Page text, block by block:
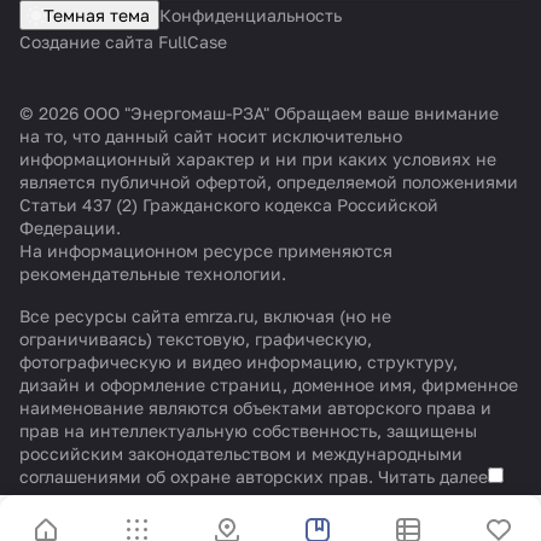
Темная тема Конфиденциальность
Создание сайта FullCase
© 2026 ООО "Энергомаш-РЗА" Обращаем ваше внимание
на то, что данный сайт носит исключительно
информационный характер и ни при каких условиях не
является публичной офертой, определяемой положениями
Статьи 437 (2) Гражданского кодекса Российской
Федерации.
На информационном ресурсе применяются
рекомендательные технологии.
Все ресурсы сайта emrza.ru, включая (но не
ограничиваясь) текстовую, графическую,
фотографическую и видео информацию, структуру,
дизайн и оформление страниц, доменное имя, фирменное
наименование являются объектами авторского права и
прав на интеллектуальную собственность, защищены
российским законодательством и международными
соглашениями об охране авторских прав. Читать далее